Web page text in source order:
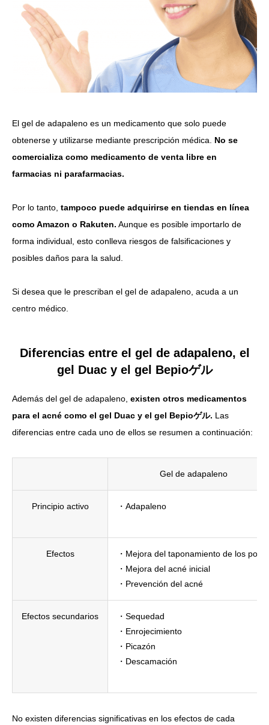
El gel de adapaleno es un medicamento que solo puede
obtenerse y utilizarse mediante prescripción médica. No se
comercializa como medicamento de venta libre en
farmacias ni parafarmacias.
Por lo tanto, tampoco puede adquirirse en tiendas en línea
como Amazon o Rakuten. Aunque es posible importarlo de
forma individual, esto conlleva riesgos de falsificaciones y
posibles daños para la salud.
Si desea que le prescriban el gel de adapaleno, acuda a un
centro médico.
Diferencias entre el gel de adapaleno, el
gel Duac y el gel Bepioゲル
Además del gel de adapaleno, existen otros medicamentos
para el acné como el gel Duac y el gel Bepioゲル. Las
diferencias entre cada uno de ellos se resumen a continuación:
Gel de adapaleno
Principio activo ・Adapaleno
Efectos
・Mejora del taponamiento de los poros
・Mejora del acné inicial
・Prevención del acné
Efectos secundarios
・Sequedad
・Enrojecimiento
・Picazón
・Descamación
No existen diferencias significativas en los efectos de cada